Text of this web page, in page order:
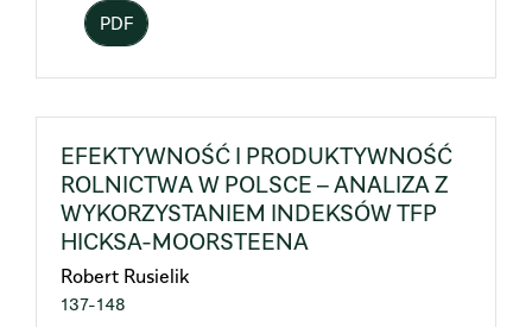
PDF
EFEKTYWNOŚĆ I PRODUKTYWNOŚĆ
ROLNICTWA W POLSCE – ANALIZA Z
WYKORZYSTANIEM INDEKSÓW TFP
HICKSA-MOORSTEENA
Robert Rusielik
137-148